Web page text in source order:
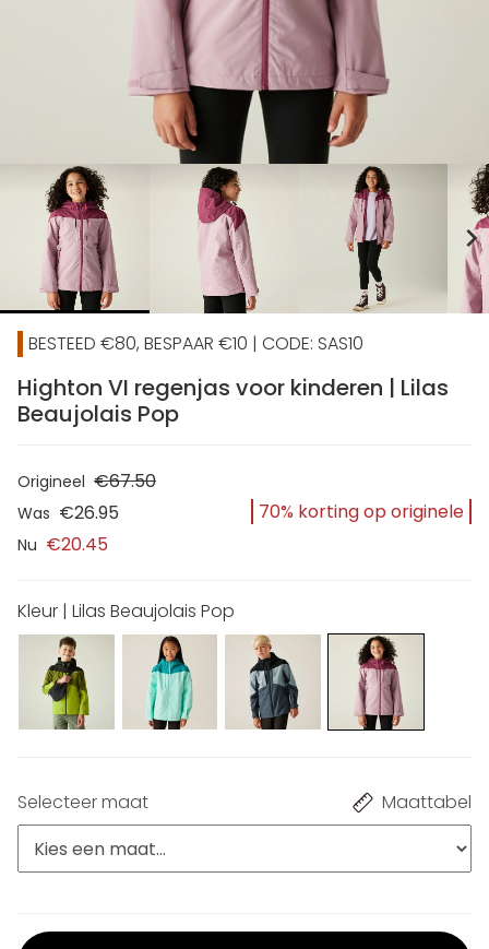
chevron_right
BESTEED €80, BESPAAR €10 | CODE: SAS10
Highton VI regenjas voor kinderen | Lilas
Beaujolais Pop
Origineel €67.50
Was €26.95
Nu €20.45
70% korting op originele
Kleur | Lilas Beaujolais Pop
Selecteer maat Maattabel